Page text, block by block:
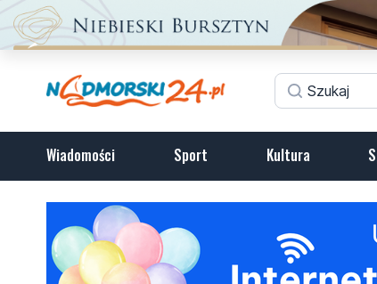
Wiadomości Sport Kultura